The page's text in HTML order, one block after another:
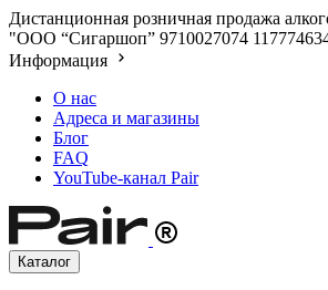
Дистанционная розничная продажа
"ООО “Сигаршоп” 9710027074
Информация
О нас
Адреса и магазины
Блог
FAQ
YouTube-канал Pair
Каталог